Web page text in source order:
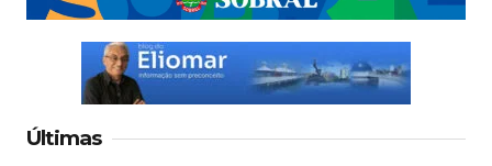
Últimas